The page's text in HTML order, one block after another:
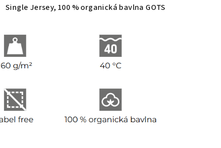
Single Jersey, 100 % organická bavlna GOTS